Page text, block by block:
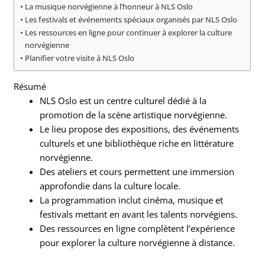
La musique norvégienne à l’honneur à NLS Oslo
Les festivals et événements spéciaux organisés par NLS Oslo
Les ressources en ligne pour continuer à explorer la culture
norvégienne
Planifier votre visite à NLS Oslo
Résumé
NLS Oslo est un centre culturel dédié à la
promotion de la scène artistique norvégienne.
Le lieu propose des expositions, des événements
culturels et une bibliothèque riche en littérature
norvégienne.
Des ateliers et cours permettent une immersion
approfondie dans la culture locale.
La programmation inclut cinéma, musique et
festivals mettant en avant les talents norvégiens.
Des ressources en ligne complètent l’expérience
pour explorer la culture norvégienne à distance.